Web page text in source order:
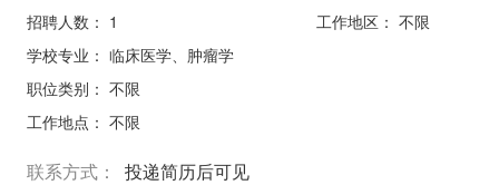
招聘人数： 1 工作地区： 不限
学校专业： 临床医学、肿瘤学
职位类别： 不限
工作地点： 不限
联系方式： 投递简历后可见